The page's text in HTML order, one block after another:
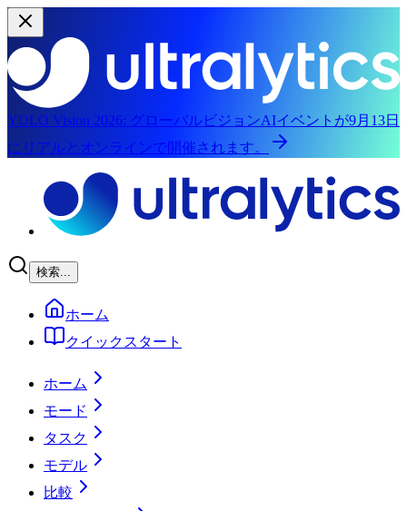
YOLO Vision 2026: グローバルビジョンAIイベントが9月13日
にリアルとオンラインで開催されます。
検索...
ホーム
クイックスタート
ホーム
モード
タスク
モデル
比較